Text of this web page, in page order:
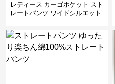
レディース カーゴポケット スト
レートパンツ ワイドシルエット